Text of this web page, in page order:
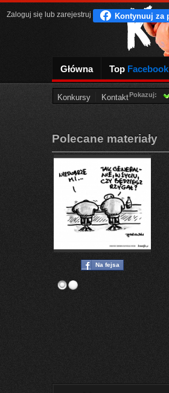
Główna Top Facebook
Konkursy Kontakt
Zaloguj się lub zarejestruj
Pokazuj:
Polecane materiały
Na fejsa